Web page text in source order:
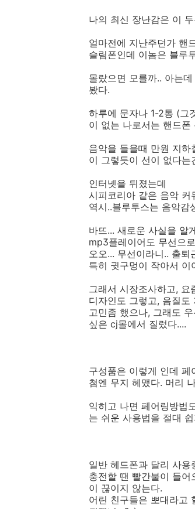
나의 최신 장난감은 이
얼마전에 지난주던가 핸
슬림폰인데 이놈은 블루
몰랐으면 모를까.. 아는
봤다.
하루에 문자나 1-2통 (그
이 없는 나로서는 핸드
음악을 들을때 만원 지
이 그렇듯이 선이 없다
인터넷을 뒤졌는데
시피코리아 같은 음악 커
역시..블루투스는 음악감
바뜨... 새로운 사실을 알
mp3플레이어도 무선으
오오... 무선이라니.. 출
특히 귓구멍이 작아서
그래서 시장조사하고,
디자인도 그렇고, 음질
고민좀 했으나, 그래도
싶은 cj몰에서 질렀다....
구성품은 이렇게 인데
첨엔 무지 헤맸다. 머리
익히고 나면 페어링방법
는 쉬운 사용법을 절대
일반 헤드폰과 달리 사
충전할 땐 빨간불이 들
이 끊이지 않는다.
어린 친구들은 뽀대라고